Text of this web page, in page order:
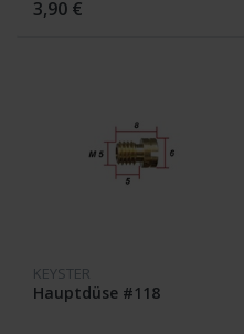
3,90 €
KEYSTER
Hauptdüse #118